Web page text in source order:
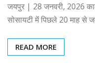
जयपुर | 28 जनवरी, 2026
सोसायटी में पिछले 20 माह से
READ MORE